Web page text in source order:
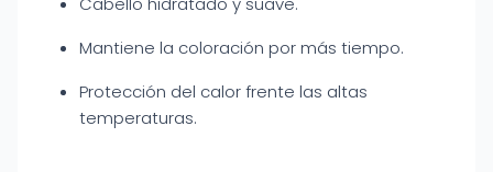
Mantiene la coloración por más tiempo.
Protección del calor frente las altas
temperaturas.